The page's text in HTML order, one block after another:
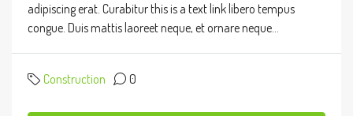
adipiscing erat. Curabitur this is a text link libero tempus
congue. Duis mattis laoreet neque, et ornare neque...
Construction 0